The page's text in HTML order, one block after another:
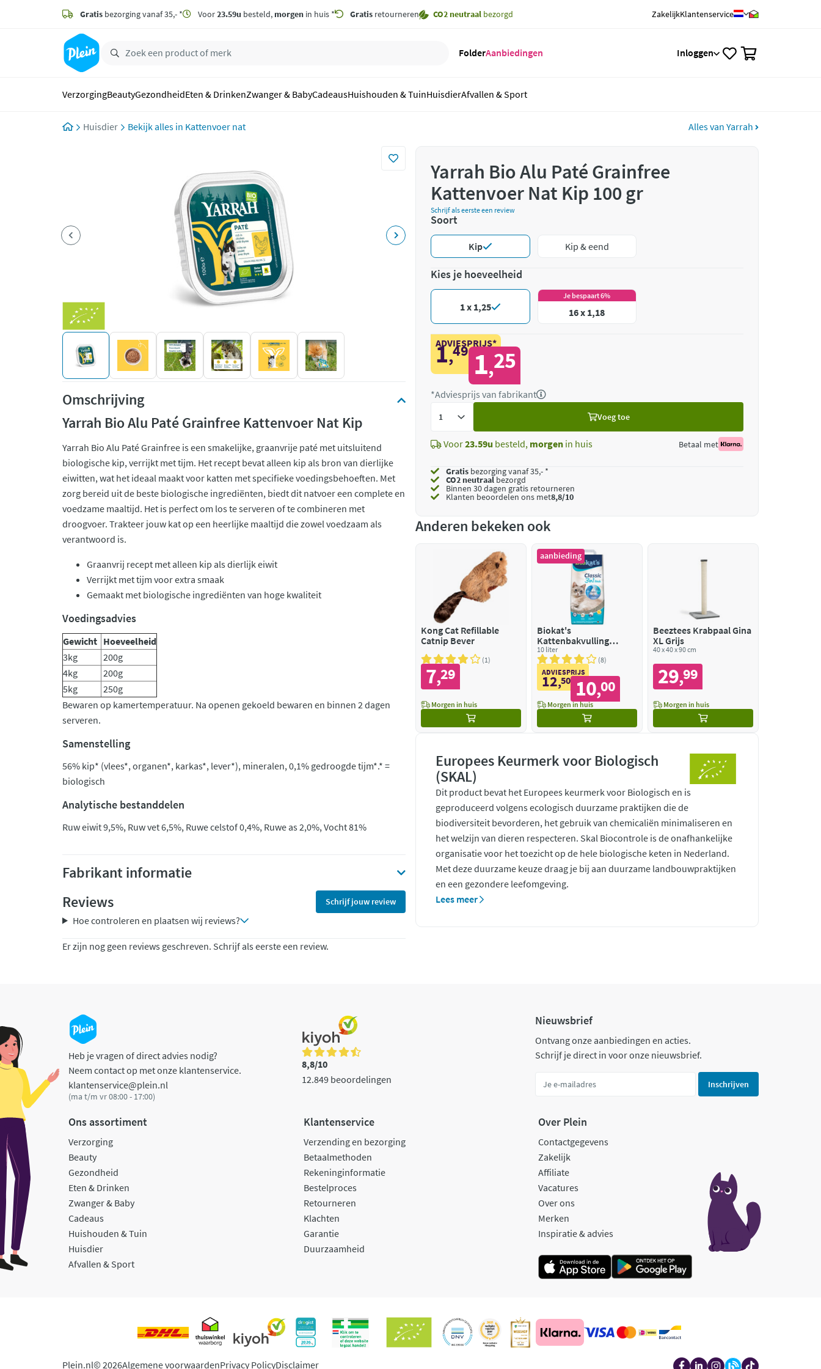
zoeken
hoofdinhoud
Gratis bezorging vanaf 35,- * Voor23.59u besteld, morgen in huis * Gratis retourneren CO2 neutraal bezorgd ZakelijkKlantenservice
FolderAanbiedingen Inloggen
VerzorgingBeautyGezondheidEten & DrinkenZwanger & BabyCadeausHuishouden & TuinHuisdierAfvallen & Sport
Huisdier Kattenvoer nat Alles van Yarrah
Omschrijving
Yarrah Bio Alu Paté Grainfree Kattenvoer Nat Kip
Yarrah Bio Alu Paté Grainfree is een smakelijke, graanvrije paté met uitsluitend
biologische kip, verrijkt met tijm. Het recept bevat alleen kip als bron van dierlijke
eiwitten, wat het ideaal maakt voor katten met specifieke voedingsbehoeften. Met
zorg bereid uit de beste biologische ingrediënten, biedt dit natvoer een complete en
voedzame maaltijd. Het is perfect om los te serveren of te combineren met
droogvoer. Trakteer jouw kat op een heerlijke maaltijd die zowel voedzaam als
verantwoord is.
Graanvrij recept met alleen kip als dierlijk eiwit
Verrijkt met tijm voor extra smaak
Gemaakt met biologische ingrediënten van hoge kwaliteit
Voedingsadvies
Gewicht Hoeveelheid
3kg
200g
4kg
200g
5kg
250g
Bewaren op kamertemperatuur. Na openen gekoeld bewaren en binnen 2 dagen
serveren.
Samenstelling
56% kip* (vlees*, organen*, karkas*, lever*), mineralen, 0,1% gedroogde tijm*.* =
biologisch
Analytische bestanddelen
Ruw eiwit 9,5%, Ruw vet 6,5%, Ruwe celstof 0,4%, Ruwe as 2,0%, Vocht 81%
Fabrikant informatie
Reviews
Schrijf jouw review
Hoe controleren en plaatsen wij reviews?
Er zijn nog geen reviews geschreven. Schrijf als eerste een review.
Yarrah Bio Alu Paté Grainfree
Kattenvoer Nat Kip 100 gr
Schrijf als eerste een review
Soort
Kip Kip & eend
Kies je hoeveelheid
1 x 1,25
Je bespaart 6%
16 x 1,18
ADVIESPRIJS*
1,49 1,25
*Adviesprijs van fabrikant
Voeg toe
Voor23.59u besteld, morgen in huis Betaal met
Gratis bezorging vanaf 35,- *
CO2 neutraalbezorgd
Binnen 30 dagen gratis retourneren
Klanten beoordelen ons met8,8/10
Anderen bekeken ook
Kong Cat Refillable
Catnip Bever
1
7,29
Morgen in huis
aanbieding
Biokat's
Kattenbakvulling
Classic Fresh Cotton
Blossom
10 liter
8
ADVIESPRIJS
12,50 10,00
Morgen in huis
Beeztees Krabpaal Gina
XL Grijs
40 x 40 x 90 cm
29,99
Morgen in huis
Europees Keurmerk voor Biologisch
(SKAL)
Dit product bevat het Europees keurmerk voor Biologisch en is
geproduceerd volgens ecologisch duurzame praktijken die de
biodiversiteit bevorderen, het gebruik van chemicaliën minimaliseren en
het welzijn van dieren respecteren. Skal Biocontrole is de onafhankelijke
organisatie voor het toezicht op de hele biologische keten in Nederland.
Met deze duurzame keuze draag je bij aan duurzame landbouwpraktijken
en een gezondere leefomgeving.
Lees meer
Heb je vragen of direct advies nodig?
Neem contact op met onze klantenservice.
klantenservice@plein.nl
(ma t/m vr 08:00 - 17:00)
8,8/10
12.849 beoordelingen
Nieuwsbrief
Ontvang onze aanbiedingen en acties.
Schrijf je direct in voor onze nieuwsbrief.
Inschrijven
Ons assortiment
Verzorging
Beauty
Gezondheid
Eten & Drinken
Zwanger & Baby
Cadeaus
Huishouden & Tuin
Huisdier
Afvallen & Sport
Klantenservice
Verzending en bezorging
Betaalmethoden
Rekeninginformatie
Bestelproces
Retourneren
Klachten
Garantie
Duurzaamheid
Over Plein
Contactgegevens
Zakelijk
Affiliate
Vacatures
Over ons
Merken
Inspiratie & advies
Plein.nl© 2026Algemene voorwaardenPrivacy PolicyDisclaimer